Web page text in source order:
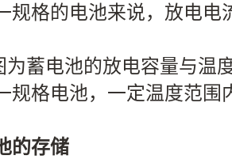
规格的电池来说，放电电
为蓄电池的放电容量与温
规格电池，一定温度范围
的存储